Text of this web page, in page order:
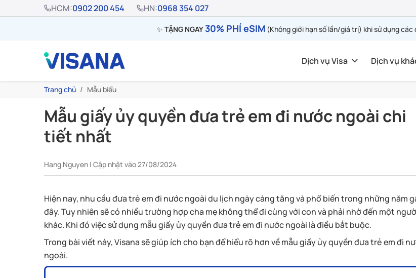
HCM:0902 200 454 HN:0968 354 027
✨ TẶNG NGAY30% PHÍ eSIM (Không giới hạn số lần/giá trị) khi sử dụng các
Dịch vụ Visa Dịch vụ
Trang chủ Mẫu biểu
Mẫu giấy ủy quyền đưa trẻ em đi nước ngoài chi
tiết nhất
Hang Nguyen | Cập nhật vào 27/08/2024
Hiện nay, nhu cầu đưa trẻ em đi nước ngoài du lịch ngày càng tăng và phổ biến trong những năm
đây. Tuy nhiên sẽ có nhiều trường hợp cha mẹ không thể đi cùng với con và phải nhờ đến một
khác. Khi đó việc sử dụng mẫu giấy ủy quyền đưa trẻ em đi nước ngoài là điều bắt buộc.
Trong bài viết này, Visana sẽ giúp ích cho bạn để hiểu rõ hơn về mẫu giấy ủy quyền đưa trẻ em đi
ngoài.